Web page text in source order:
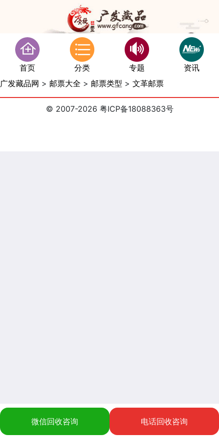
首页 分类 专题
资讯
广发藏品网 > 邮票大全 > 邮票类型 > 文革邮票
© 2007-2026 粤ICP备18088363号
微信回收咨询 电话回收咨询